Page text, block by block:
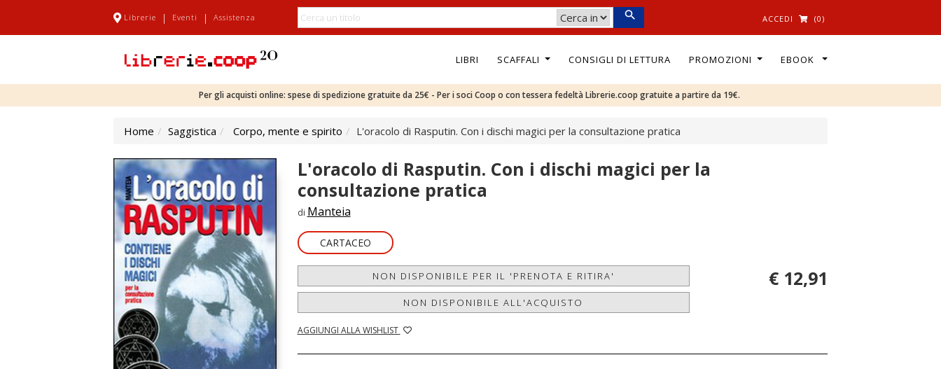
Librerie | Eventi | Assistenza ACCEDI (0)
LIBRI SCAFFALI CONSIGLI DI LETTURA PROMOZIONI EBOOK
Per gli acquisti online: spese di spedizione gratuite da 25€ - Per i soci Coop o con tessera fedeltà Librerie.coop gratuite a partire da 19€.
Home Saggistica Corpo, mente e spirito L'oracolo di Rasputin. Con i dischi magici per la consultazione pratica
L'oracolo di Rasputin. Con i dischi magici per la
consultazione pratica
di Manteia
CARTACEO
NON DISPONIBILE PER IL 'PRENOTA E RITIRA'
NON DISPONIBILE ALL'ACQUISTO
AGGIUNGI ALLA WISHLIST
€ 12,91